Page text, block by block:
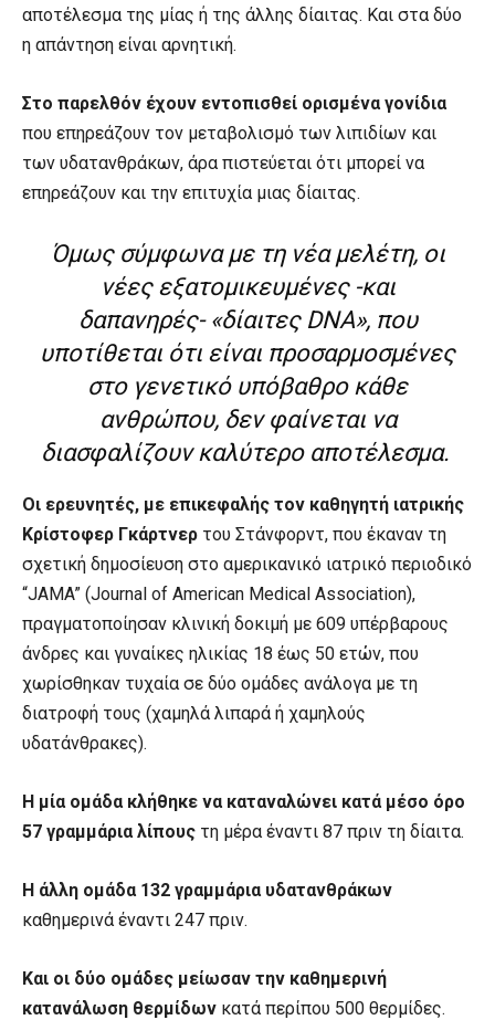
αποτέλεσμα της μίας ή της άλλης δίαιτας. Και στα δύο
η απάντηση είναι αρνητική.
Στο παρελθόν έχουν εντοπισθεί ορισμένα γονίδια
που επηρεάζουν τον μεταβολισμό των λιπιδίων και
των υδατανθράκων, άρα πιστεύεται ότι μπορεί να
επηρεάζουν και την επιτυχία μιας δίαιτας.
Όμως σύμφωνα με τη νέα μελέτη, οι
νέες εξατομικευμένες -και
δαπανηρές- «δίαιτες DNA», που
υποτίθεται ότι είναι προσαρμοσμένες
στο γενετικό υπόβαθρο κάθε
ανθρώπου, δεν φαίνεται να
διασφαλίζουν καλύτερο αποτέλεσμα.
Οι ερευνητές, με επικεφαλής τον καθηγητή ιατρικής
Κρίστοφερ Γκάρτνερ του Στάνφορντ, που έκαναν τη
σχετική δημοσίευση στο αμερικανικό ιατρικό περιοδικό
“JAMA” (Journal of American Medical Association),
πραγματοποίησαν κλινική δοκιμή με 609 υπέρβαρους
άνδρες και γυναίκες ηλικίας 18 έως 50 ετών, που
χωρίσθηκαν τυχαία σε δύο ομάδες ανάλογα με τη
διατροφή τους (χαμηλά λιπαρά ή χαμηλούς
υδατάνθρακες).
Η μία ομάδα κλήθηκε να καταναλώνει κατά μέσο όρο
57 γραμμάρια λίπους τη μέρα έναντι 87 πριν τη δίαιτα.
Η άλλη ομάδα 132 γραμμάρια υδατανθράκων
καθημερινά έναντι 247 πριν.
Και οι δύο ομάδες μείωσαν την καθημερινή
κατανάλωση θερμίδων κατά περίπου 500 θερμίδες.